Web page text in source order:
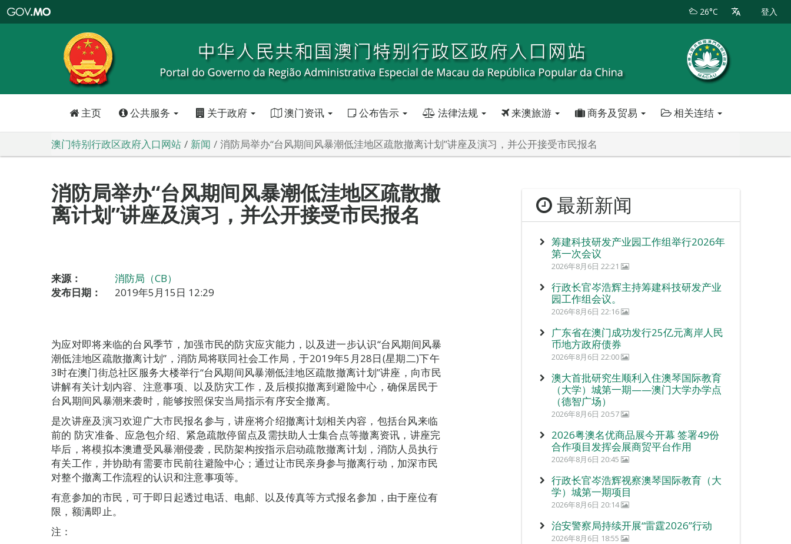
特
政
区
政
口
26°C 登入
主页 公共服务 关于政府 澳门资讯 公布告示 法律法规 来澳旅游 商务及贸易 相关连结
澳门特别行政区政府入口网站 新闻 消防局举办“台风期间风暴潮低洼地区疏散撤离计划”讲座及演习，并公开接受市民报名
消防局举办“台风期间风暴潮低洼地区疏散撤
离计划”讲座及演习，并公开接受市民报名
来源：
消防局（CB）
发布日期：
2019年5月15日 12:29
为应对即将来临的台风季节，加强市民的防灾应灾能力，以及进一步认识“台风期间风暴
潮低洼地区疏散撤离计划”，消防局将联同社会工作局，于2019年5月28日(星期二)下午
3时在澳门街总社区服务大楼举行“台风期间风暴潮低洼地区疏散撤离计划”讲座，向市民
讲解有关计划内容、注意事项、以及防灾工作，及后模拟撤离到避险中心，确保居民于
台风期间风暴潮来袭时，能够按照保安当局指示有序安全撤离。
是次讲座及演习欢迎广大市民报名参与，讲座将介绍撤离计划相关内容，包括台风来临
前的 防灾准备、应急包介绍、紧急疏散停留点及需扶助人士集合点等撤离资讯，讲座完
毕后，将模拟本澳遭受风暴潮侵袭，民防架构按指示启动疏散撤离计划，消防人员执行
有关工作，并协助有需要市民前往避险中心；通过让市民亲身参与撤离行动，加深市民
对整个撤离工作流程的认识和注意事项等。
有意参加的市民，可于即日起透过电话、电邮、以及传真等方式报名参加，由于座位有
限，额满即止。
注：
最新新闻
筹建科技研发产业园工作组举行2026年
第一次会议
2026年8月6日 22:21
行政长官岑浩辉主持筹建科技研发产业
园工作组会议。
2026年8月6日 22:16
广东省在澳门成功发行25亿元离岸人民
币地方政府债券
2026年8月6日 22:00
澳大首批研究生顺利入住澳琴国际教育
（大学）城第一期——澳门大学办学点
（德智广场）
2026年8月6日 20:57
2026粤澳名优商品展今开幕 签署49份
合作项目发挥会展商贸平台作用
2026年8月6日 20:45
行政长官岑浩辉视察澳琴国际教育（大
学）城第一期项目
2026年8月6日 20:14
治安警察局持续开展“雷霆2026”行动
2026年8月6日 18:55